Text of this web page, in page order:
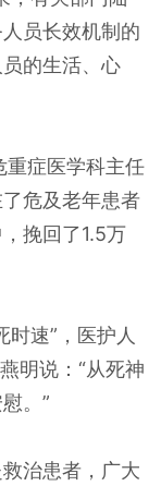
员长效机制的
的生活、心
症医学科主任
危及老年患者
挽回了1.5万
速”，医护人
明说：“从死神
。”
治患者，广大